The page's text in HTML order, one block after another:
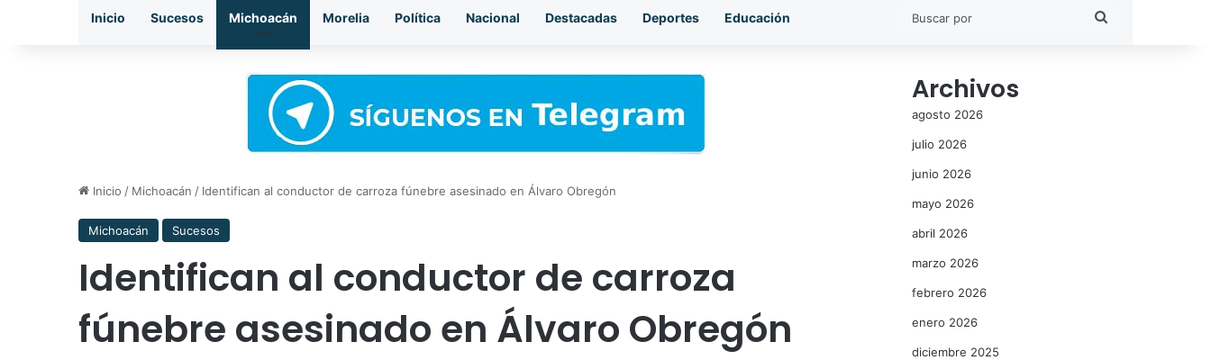
Inicio Sucesos Michoacán Morelia Política Nacional Destacadas Deportes Educación
Inicio / Michoacán / Identifican al conductor de carroza fúnebre asesinado en Álvaro Obregón
Michoacán Sucesos
Identifican al conductor de carroza
fúnebre asesinado en Álvaro Obregón
Archivos
agosto 2026
julio 2026
junio 2026
mayo 2026
abril 2026
marzo 2026
febrero 2026
enero 2026
diciembre 2025